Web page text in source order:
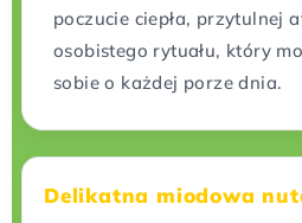
poczucie ciepła, przytulnej
osobistego rytuału, który
sobie o każdej porze dnia.
Delikatna miodowa